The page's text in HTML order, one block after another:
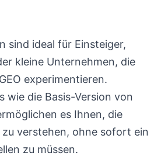
sind ideal für Einsteiger,
kleine Unternehmen, die
experimentieren.
wie die Basis-Version von
es Ihnen, die
verstehen, ohne sofort ein
zu müssen.